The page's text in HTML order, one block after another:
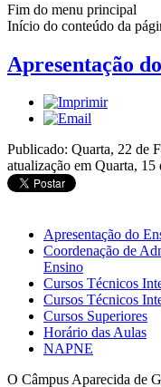
Fim do menu principal
Início do conteúdo da
Apresentação
Publicado: Quarta, 22 de
atualização em Quarta,
Apresentação do
Coordenação de
Ensino
Cursos Técnicos
Cursos Técnicos
Cursos Superiores
Horário das Aulas
NAPNE
O Câmpus Aparecida de